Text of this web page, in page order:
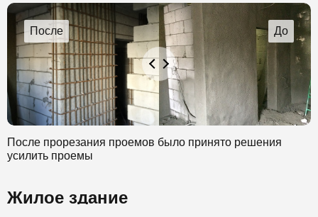
После прорезания проемов было принято решения
усилить проемы
Жилое здание